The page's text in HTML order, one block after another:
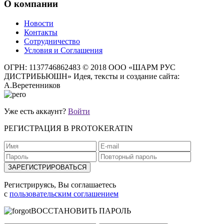
О компании
Новости
Контакты
Сотрудничество
Условия и Соглашения
ОГРН: 1137746862483 © 2018 ООО «ШАРМ РУС
ДИСТРИБЬЮШН» Идея, тексты и создание сайта:
А.Веретенников
Уже есть аккаунт? Войти
РЕГИСТРАЦИЯ В PROTOKERATIN
Регистрируясь, Вы соглашаетесь
с пользовательским соглашением
ВОССТАНОВИТЬ ПАРОЛЬ